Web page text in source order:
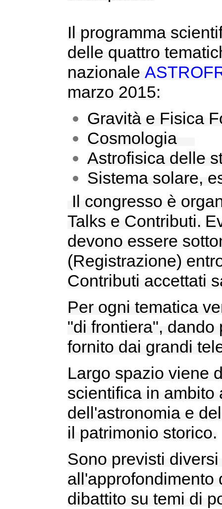
Il programma
delle quattro
nazionale
marzo 2015:
Gravità e Fisica
Cosmologia
Astrofisica delle
Sistema solare,
Il congresso è
Talks e Contributi.
devono essere
(Registrazione)
Contributi accettati
Per ogni tematica
"di frontiera",
fornito dai grandi
Largo spazio viene
scientifica in ambito
dell'astronomia e
il patrimonio storico.
Sono previsti
dibattito su temi di